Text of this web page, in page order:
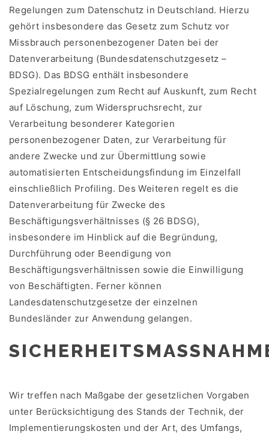
Regelungen zum Datenschutz in Deutschland. Hierzu
gehört insbesondere das Gesetz zum Schutz vor
Missbrauch personenbezogener Daten bei der
Datenverarbeitung (Bundesdatenschutzgesetz –
BDSG). Das BDSG enthält insbesondere
Spezialregelungen zum Recht auf Auskunft, zum Recht
auf Löschung, zum Widerspruchsrecht, zur
Verarbeitung besonderer Kategorien
personenbezogener Daten, zur Verarbeitung für
andere Zwecke und zur Übermittlung sowie
automatisierten Entscheidungsfindung im Einzelfall
einschließlich Profiling. Des Weiteren regelt es die
Datenverarbeitung für Zwecke des
Beschäftigungsverhältnisses (§ 26 BDSG),
insbesondere im Hinblick auf die Begründung,
Durchführung oder Beendigung von
Beschäftigungsverhältnissen sowie die Einwilligung
von Beschäftigten. Ferner können
Landesdatenschutzgesetze der einzelnen
Bundesländer zur Anwendung gelangen.
Wir treffen nach Maßgabe der gesetzlichen Vorgaben
unter Berücksichtigung des Stands der Technik, der
Implementierungskosten und der Art, des Umfangs,